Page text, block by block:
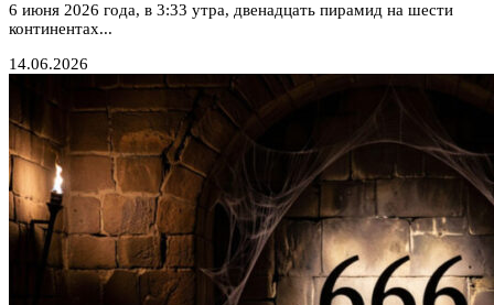
6 июня 2026 года, в 3:33 утра, двенадцать пирамид на шести
континентах...
14.06.2026